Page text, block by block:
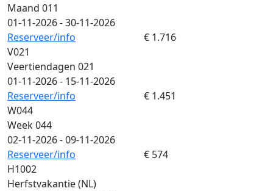
Maand 011
01-11-2026 - 30-11-2026
Reserveer/info
€ 1.716
V021
Veertiendagen 021
01-11-2026 - 15-11-2026
Reserveer/info
€ 1.451
W044
Week 044
02-11-2026 - 09-11-2026
Reserveer/info
€ 574
H1002
Herfstvakantie (NL)